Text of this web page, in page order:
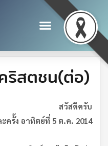
สตชน(ต่อ)
สวัสดีครับ
ครั้ง อาทิตย์ที่ 5 ต.ค. 2014